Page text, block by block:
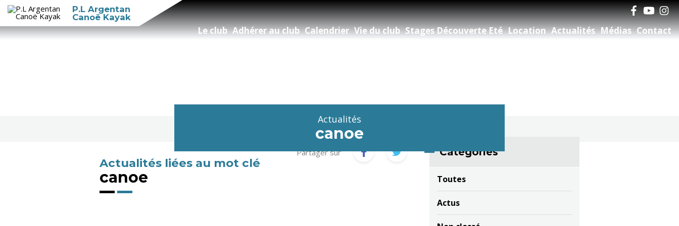
P.L Argentan
Canoë Kayak
Le club Adhérer au club Calendrier Vie du club Stages Découverte Eté Location Actualités Médias Contact
Actualités
canoe
Actualités liées au mot clé
canoe
Partager sur Catégories
Toutes
Actus